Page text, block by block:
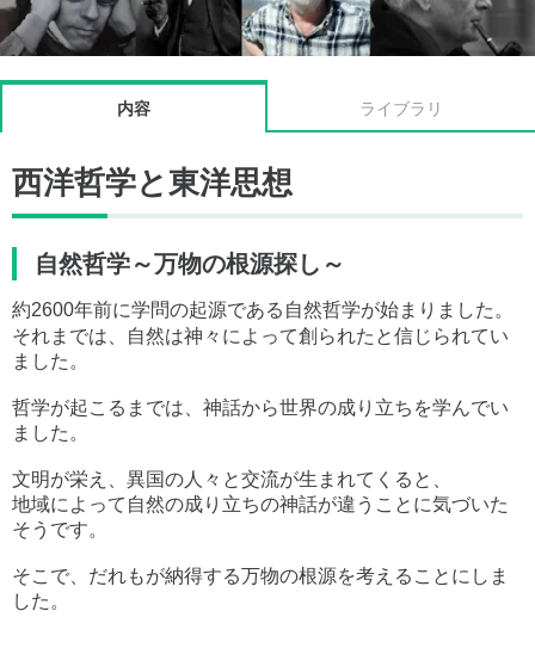
内容 ライブラリ
西洋哲学と東洋思想
自然哲学～万物の根源探し～
約2600年前に学問の起源である自然哲学が始まりました。
それまでは、自然は神々によって創られたと信じられてい
ました。
哲学が起こるまでは、神話から世界の成り立ちを学んでい
ました。
文明が栄え、異国の人々と交流が生まれてくると、
地域によって自然の成り立ちの神話が違うことに気づいた
そうです。
そこで、だれもが納得する万物の根源を考えることにしま
した。